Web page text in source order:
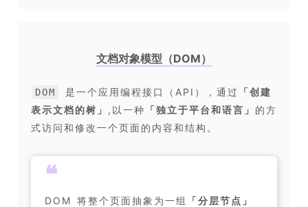
文档对象模型（DOM）
DOM 是一个应用编程接口（API），通过 「创建
表示文档的树 」 ,以一种 「独立于平台和语言 」 的方
式访问和修改一个页面的内容和结构。
❝
DOM 将整个页面抽象为一组 「分层节点 」